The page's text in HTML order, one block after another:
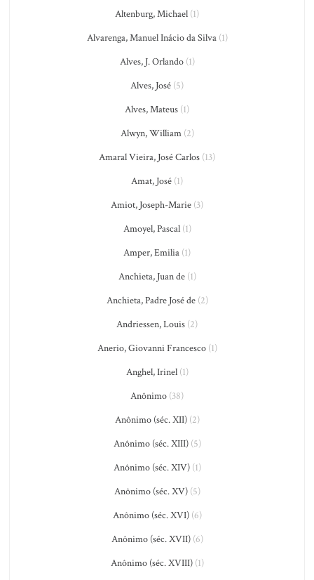
Altenburg, Michael (1)
Alvarenga, Manuel Inácio da Silva(1)
Alves, J. Orlando(1)
Alves, José (5)
Alves, Mateus (1)
Alwyn, William(2)
Amaral Vieira, José Carlos (13)
Amat, José (1)
Amiot, Joseph-Marie (3)
Amoyel, Pascal(1)
Amper, Emilia (1)
Anchieta, Juan de(1)
Anchieta, Padre José de(2)
Andriessen, Louis (2)
Anerio, Giovanni Francesco(1)
Anghel, Irinel(1)
Anônimo (38)
Anônimo (séc. XII)(2)
Anônimo (séc. XIII)(5)
Anônimo (séc. XIV)(1)
Anônimo (séc. XV)(5)
Anônimo (séc. XVI)(6)
Anônimo (séc. XVII)(6)
Anônimo (séc. XVIII)(1)